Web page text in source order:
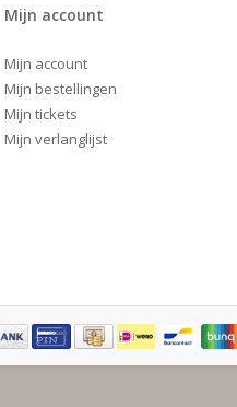
Mijn account
Mijn account
Mijn bestellingen
Mijn tickets
Mijn verlanglijst